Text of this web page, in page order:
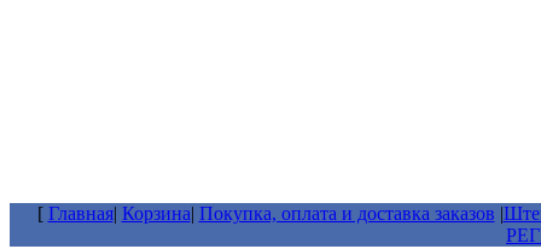
[ Главная| Корзина| Покупка, оплата и доставка заказов |